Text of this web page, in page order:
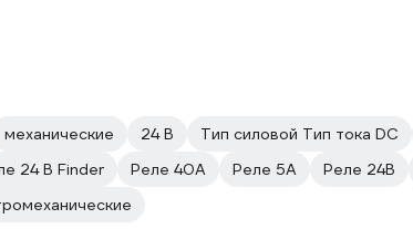
механические 24 В Тип силовой Тип тока DC
24 В Finder Реле 40А Реле 5А Реле 24В